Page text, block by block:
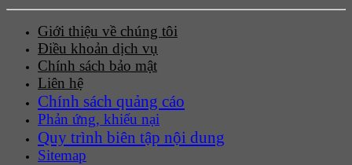
Giới thiệu về chúng tôi
Điều khoản dịch vụ
Chính sách bảo mật
Liên hệ
Chính sách quảng cáo
Phản ứng, khiếu nại
Quy trình biên tập nội dung
Sitemap